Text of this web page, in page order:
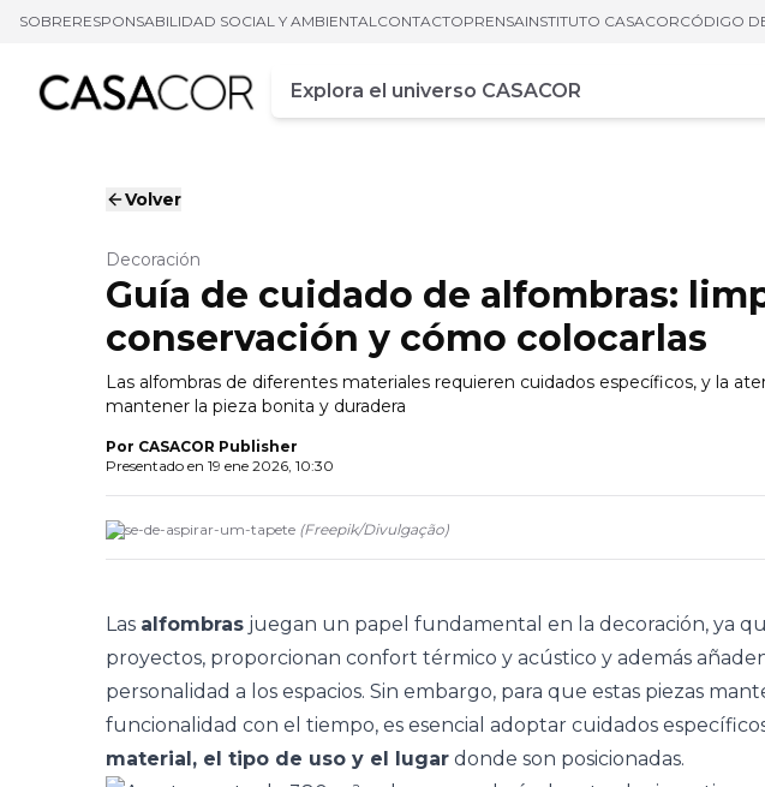
SOBRERESPONSABILIDAD SOCIAL Y AMBIENTALCONTACTOPRENSAINSTITUTO CASACORCÓDIGO
Campo de busca
Ingrese al menos tres caracteres
Volver
Decoración
Guía de cuidado de alfombras:
conservación y cómo colocarlas
Las alfombras de diferentes materiales requieren cuidados específicos, y la
mantener la pieza bonita y duradera
Por CASACOR Publisher
Presentado en 19 ene 2026, 10:30
close-de-aspirar-um-tapete (Freepik/Divulgação)
Las alfombras juegan un papel fundamental en la decoración, ya
proyectos, proporcionan confort térmico y acústico y además
personalidad a los espacios. Sin embargo, para que estas piezas
funcionalidad con el tiempo, es esencial adoptar cuidados
material, el tipo de uso y el lugar donde son posicionadas.